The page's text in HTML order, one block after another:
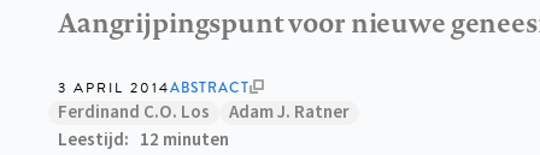
Aangrijpingspunt voor nieuwe
3 APRIL 2014ABSTRACT
Ferdinand C.O. Los
Adam J. Ratner
Leestijd
12 minuten